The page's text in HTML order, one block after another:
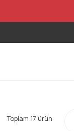
Toplam 17 ürün